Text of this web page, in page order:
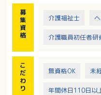
募
集
資
格
介護福祉士
介護職員初任者研
こ
だ
わ
り
無資格OK 未
年間休日110日以